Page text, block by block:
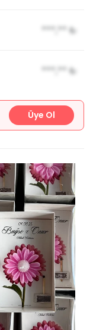
***,** ₺
***,** ₺
Üye Ol